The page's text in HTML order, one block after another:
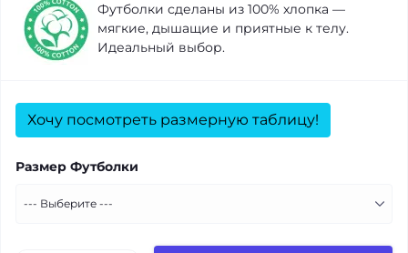
Футболки сделаны из 100% хлопка —
мягкие, дышащие и приятные к телу.
Идеальный выбор.
Хочу посмотреть размерную таблицу!
Размер Футболки